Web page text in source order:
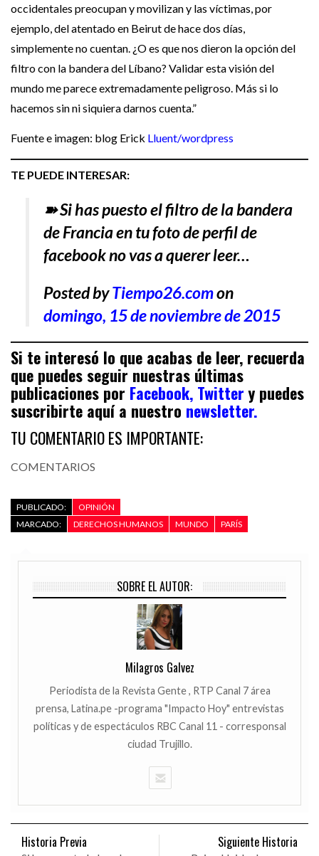
occidentales preocupan y movilizan y las víctimas, por
ejemplo, del atentado en Beirut de hace dos días,
simplemente no cuentan. ¿O es que nos dieron la opción del
filtro con la bandera del Líbano? Validar esta visión del
mundo me parece extremadamente peligroso. Más si lo
hacemos sin ni siquiera darnos cuenta.”
Fuente e imagen: blog Erick Lluent/wordpress
TE PUEDE INTERESAR:
➽ Si has puesto el filtro de la bandera
de Francia en tu foto de perfil de
facebook no vas a querer leer…
Posted byTiempo26.comon
domingo, 15 de noviembre de 2015
Si te interesó lo que acabas de leer, recuerda
que puedes seguir nuestras últimas
publicaciones por Facebook, Twitter y puedes
suscribirte aquí a nuestro newsletter.
TU COMENTARIO ES IMPORTANTE:
COMENTARIOS
PUBLICADO:
OPINIÓN
MARCADO:
DERECHOS HUMANOS MUNDO PARÍS
SOBRE EL AUTOR:
Milagros Galvez
Periodista de la Revista Gente , RTP Canal 7 área
prensa, Latina.pe -programa "Impacto Hoy" entrevistas
políticas y de espectáculos RBC Canal 11 - corresponsal
ciudad Trujillo.
Historia Previa Siguiente Historia